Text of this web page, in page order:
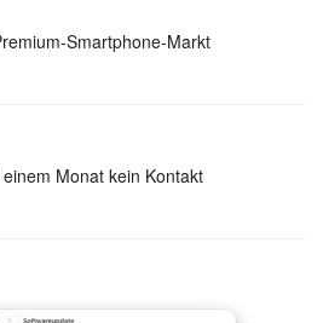
Smartphone-Markt
Monat kein Kontakt